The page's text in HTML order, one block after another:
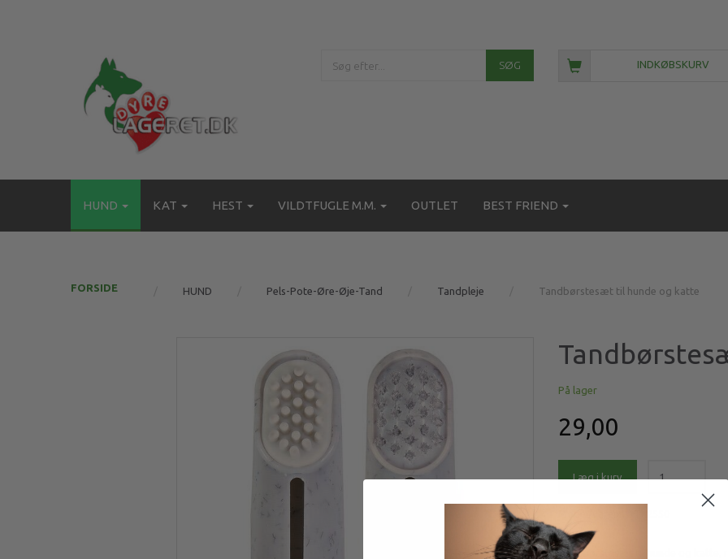
SØG INDKØBSKURV
HUND KAT HEST VILDTFUGLE M.M. OUTLET BEST FRIEND
FORSIDE HUND Pels-Pote-Øre-Øje-Tand Tandpleje Tandbørstesæt til hunde og katte
På lager
29,00
Læg i kurv
Tandbørstesæt til hunde og katte,